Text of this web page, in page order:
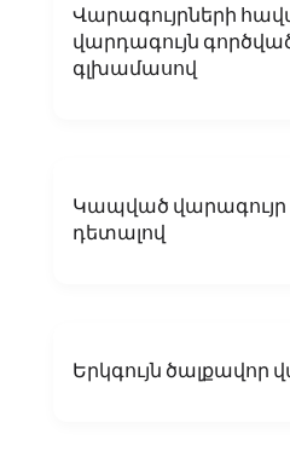
Վարագույրների
վարդագույն
գլխամասով
Կապված վարագույր
դետալով
Երկգույն ծալքավոր